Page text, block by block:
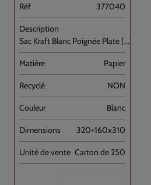
377040
Sac Kraft Blanc Poignée Plate [...]
Papier
NON
Blanc
320+160x310
Carton de 250